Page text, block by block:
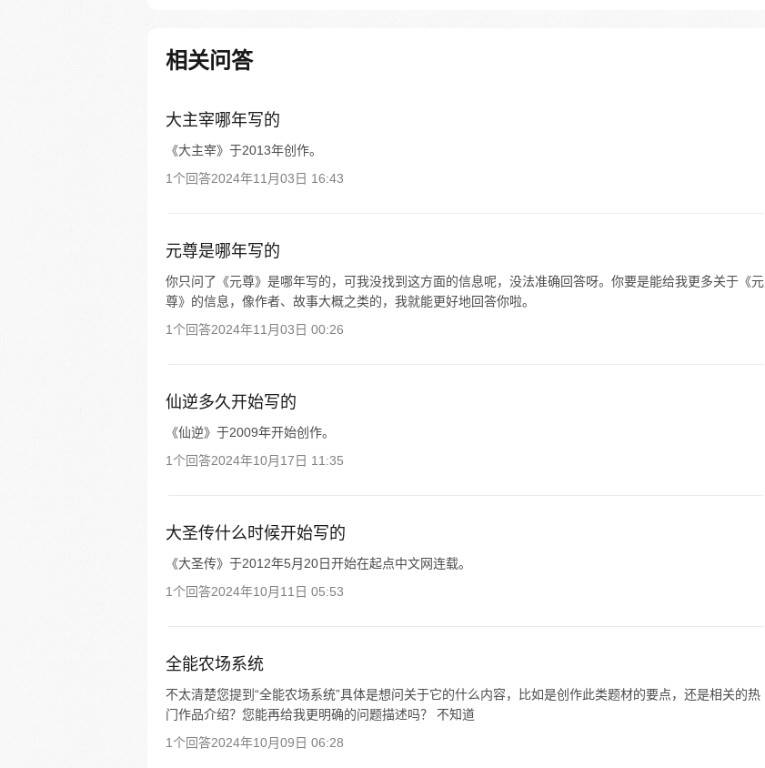
相关问答
大主宰哪年写的
《大主宰》于2013年创作。
1个回答2024年11月03日 16:43
元尊是哪年写的
你只问了《元尊》是哪年写的，可我没找到这方面的信息呢，没法准确回答呀。你要是能给我更多关于《元
尊》的信息，像作者、故事大概之类的，我就能更好地回答你啦。
1个回答2024年11月03日 00:26
仙逆多久开始写的
《仙逆》于2009年开始创作。
1个回答2024年10月17日 11:35
大圣传什么时候开始写的
《大圣传》于2012年5月20日开始在起点中文网连载。
1个回答2024年10月11日 05:53
全能农场系统
不太清楚您提到“全能农场系统”具体是想问关于它的什么内容，比如是创作此类题材的要点，还是相关的热
门作品介绍？您能再给我更明确的问题描述吗？ 不知道
1个回答2024年10月09日 06:28